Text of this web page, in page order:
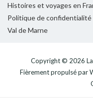
Histoires et voyages en
Politique de confidentialité
Val de Marne
Copyright © 2026
Fièrement propulsé par